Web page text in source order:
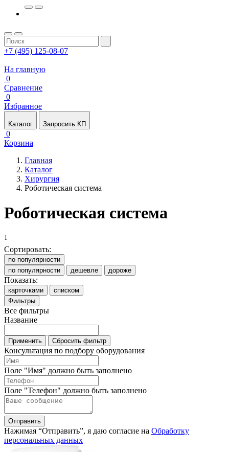
+7 (495) 125-08-07
На главную
0
Сравнение
0
Избранное
Каталог Запросить КП
0
Корзина
Главная
Каталог
Хирургия
Роботическая система
Роботическая система
1
Сортировать:
по популярности
по популярности
дешевле дороже
Показать:
карточками
списком
Фильтры
Все фильтры
Название
Применить Сбросить фильтр
Консультация по подбору оборудования
Поле "Имя" должно быть заполнено
Поле "Телефон" должно быть заполнено
Отправить
Нажимая “Отправить”, я даю согласие на Обработку
персональных данных